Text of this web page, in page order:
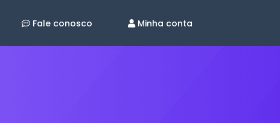
Fale conosco Minha conta